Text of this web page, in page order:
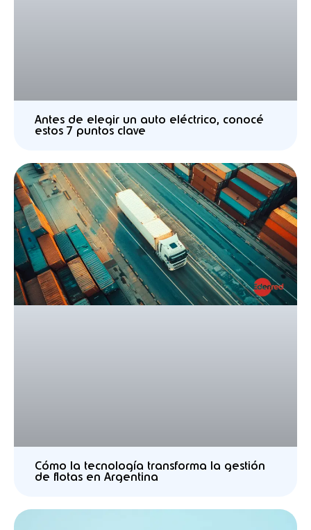
Antes de elegir un auto eléctrico, conocé
estos 7 puntos clave
Cómo la tecnología transforma la gestión
de flotas en Argentina